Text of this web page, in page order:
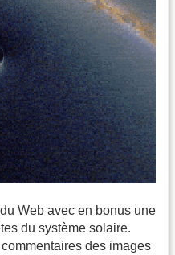
Web avec en bonus une
du système solaire.
des images